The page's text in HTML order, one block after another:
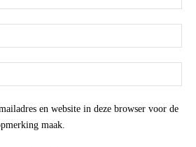
en website in deze browser voor de
maak.